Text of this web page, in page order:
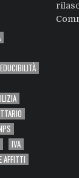
IVA
AFFITTI